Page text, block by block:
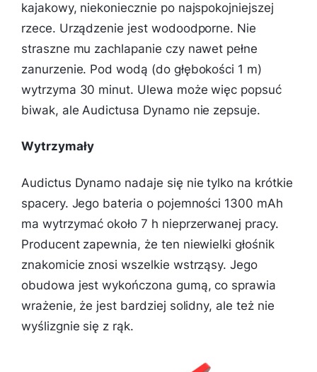
kajakowy, niekoniecznie po najspokojniejszej
rzece. Urządzenie jest wodoodporne. Nie
straszne mu zachlapanie czy nawet pełne
zanurzenie. Pod wodą (do głębokości 1 m)
wytrzyma 30 minut. Ulewa może więc popsuć
biwak, ale Audictusa Dynamo nie zepsuje.
Wytrzymały
Audictus Dynamo nadaje się nie tylko na krótkie
spacery. Jego bateria o pojemności 1300 mAh
ma wytrzymać około 7 h nieprzerwanej pracy.
Producent zapewnia, że ten niewielki głośnik
znakomicie znosi wszelkie wstrząsy. Jego
obudowa jest wykończona gumą, co sprawia
wrażenie, że jest bardziej solidny, ale też nie
wyślizgnie się z rąk.